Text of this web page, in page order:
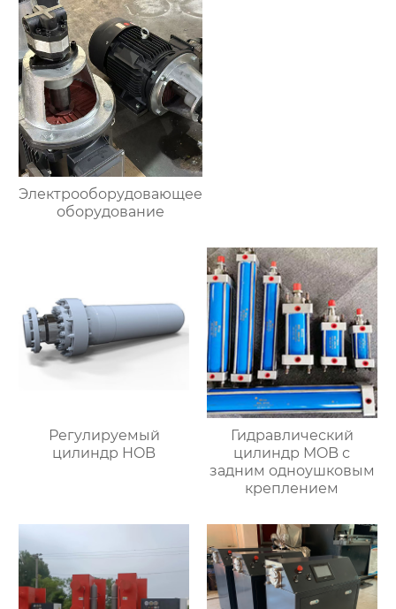
Электрооборудовающее
оборудование
Регулируемый
цилиндр HOB
Гидравлический
цилиндр MOB с
задним одноушковым
креплением